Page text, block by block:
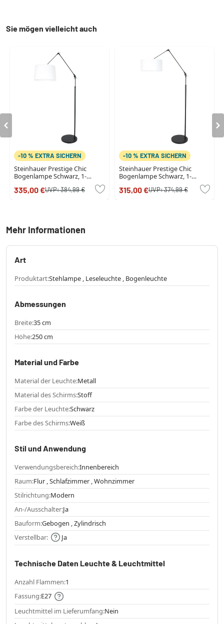
Sie mögen vielleicht auch
-10 % EXTRA SICHERN
Steinhauer Prestige Chic
Bogenlampe Schwarz, 1-
335,00 €UVP:384,99 €
-10 % EXTRA SICHERN
Steinhauer Prestige Chic
Bogenlampe Schwarz, 1-
315,00 €UVP:374,99 €
Mehr Informationen
Art
Produktart:Stehlampe , Leseleuchte , Bogenleuchte
Abmessungen
Breite:35 cm
Höhe:250 cm
Material und Farbe
Material der Leuchte:Metall
Material des Schirms:Stoff
Farbe der Leuchte:Schwarz
Farbe des Schirms:Weiß
Stil und Anwendung
Verwendungsbereich:Innenbereich
Raum:Flur , Schlafzimmer , Wohnzimmer
Stilrichtung:Modern
An-/Ausschalter:Ja
Bauform:Gebogen , Zylindrisch
Verstellbar:
Ja
Technische Daten Leuchte & Leuchtmittel
Anzahl Flammen:1
Fassung:E27
Leuchtmittel im Lieferumfang:Nein